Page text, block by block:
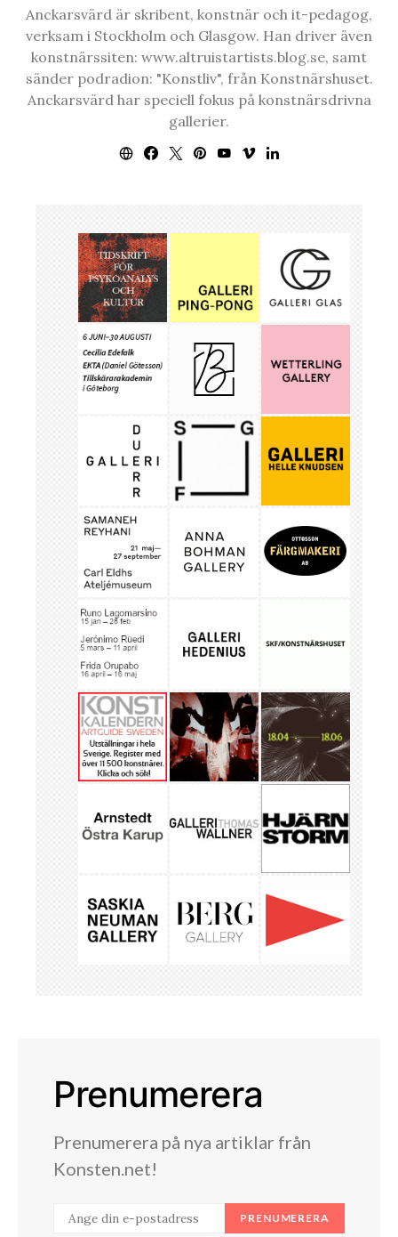
Anckarsvärd är skribent, konstnär och it-pedagog,
verksam i Stockholm och Glasgow. Han driver även
konstnärssiten: www.altruistartists.blog.se, samt
sänder podradion: "Konstliv", från Konstnärshuset.
Anckarsvärd har speciell fokus på konstnärsdrivna
gallerier.
Prenumerera
Prenumerera på nya artiklar från
Konsten.net!
PRENUMERERA